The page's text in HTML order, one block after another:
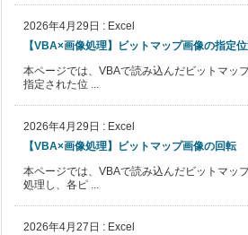
2026年4月29日 : Excel
【VBA×画像処理】ビットマップ画像の指定
本ページでは、VBAで読み込んだビットマッ
指定された位 ...
2026年4月29日 : Excel
【VBA×画像処理】ビットマップ画像の回転
本ページでは、VBAで読み込んだビットマッ
処理し、各ピ ...
2026年4月27日 : Excel